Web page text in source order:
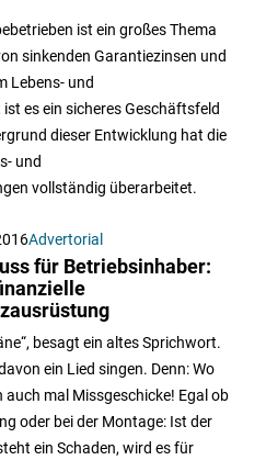
ist ein großes Thema
sinkenden Garantiezinsen und
Lebens- und
es ein sicheres Geschäftsfeld
dieser Entwicklung hat die
und
vollständig überarbeitet.
Advertorial
für Betriebsinhaber:
besagt ein altes Sprichwort.
ein Lied singen. Denn: Wo
mal Missgeschicke! Egal ob
oder bei der Montage: Ist der
ein Schaden, wird es für